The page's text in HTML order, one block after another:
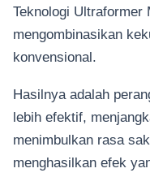
Teknologi Ultraformer
mengombinasikan
konvensional.
Hasilnya adalah
lebih efektif,
menimbulkan rasa
menghasilkan efek